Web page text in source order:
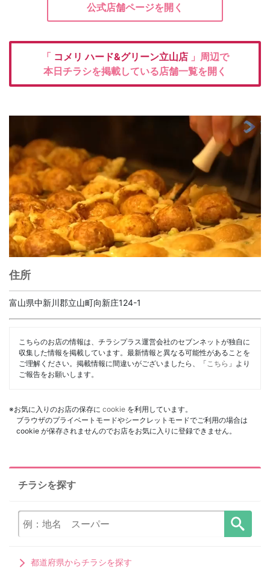
公式店舗ページを開く
「 コメリハード&グリーン立山店 」周辺で
本日チラシを掲載している店舗一覧を開く
住所
富山県中新川郡立山町向新庄124-1
こちらのお店の情報は、チラシプラス運営会社のセブンネットが独自に
収集した情報を掲載しています。最新情報と異なる可能性があることを
ご理解ください。掲載情報に間違いがございましたら、「 こちら 」より
ご報告をお願いします。
※お気に入りのお店の保存に cookie を利用しています。
ブラウザのプライベートモードやシークレットモードでご利用の場合は
cookie が保存されませんのでお店をお気に入りに登録できません。
チラシを探す
都道府県からチラシを探す